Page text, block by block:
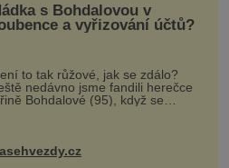
s Bohdalovou v
a vyřizování účtů?
to tak růžové, jak se zdálo?
nedávno jsme fandili herečce
Bohdalové (95), když se
že snad tráví léto na své
chalupě v Českém ráji s
slovenským podnikatele